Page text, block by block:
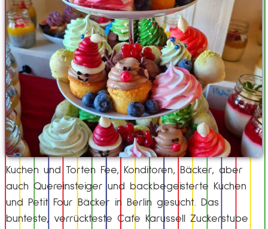
Kuchen und Torten Fee, Konditoren, Bäcker, aber
auch Quereinsteiger und backbegeisterte Kuchen
und Petit Four Bäcker in Berlin gesucht. Das
bunteste, verrückteste Cafe Karussell Zuckerstube